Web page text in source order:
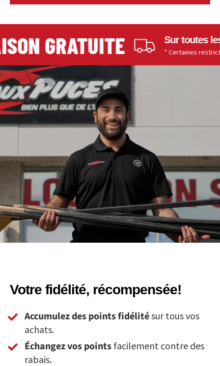
GRATUITE Sur toutes les
* Certaines
Votre fidélité, récompensée!
Accumulez des points fidélitésur tous vos
achats.
Échangez vos points facilement contre des
rabais.